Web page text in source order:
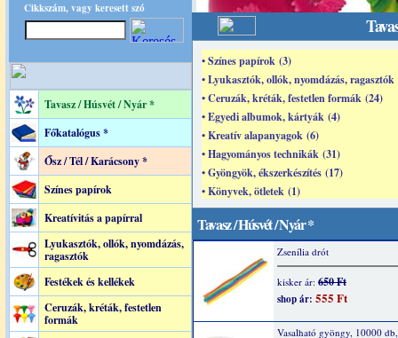
Cikkszám, vagy keresett szó
Tavasz / Húsvét / Nyár *
Főkatalógus *
Ősz / Tél / Karácsony *
Színes papírok
Kreatívitás a papírral
Lyukasztók, ollók, nyomdázás,
ragasztók
Festékek és kellékek
Ceruzák, kréták, festetlen
formák
• Színes papírok (3)
• Lyukasztók, ollók, nyomdázás, ragasztók
• Ceruzák, kréták, festetlen formák (24)
• Egyedi albumok, kártyák (4)
• Kreatív alapanyagok (6)
• Hagyományos technikák (31)
• Gyöngyök, ékszerkészítés (17)
• Könyvek, ötletek (1)
Tavasz / Húsvét / Nyár *
Zsenília drót
kisker ár: 650 Ft
shop ár: 555 Ft
Vasalható gyöngy, 10000